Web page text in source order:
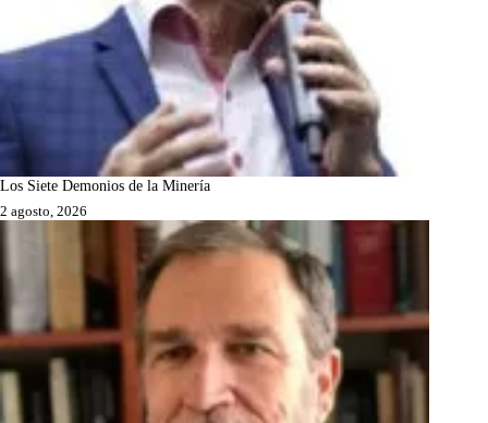
Los Siete Demonios de la Minería
2 agosto, 2026